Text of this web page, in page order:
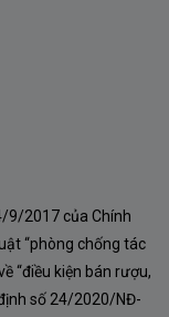
9/2017 của Chính
“phòng chống tác
“điều kiện bán rượu,
số 24/2020/NĐ-